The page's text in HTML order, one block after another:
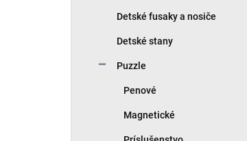
Detské fusaky a nosiče
Detské stany
Puzzle
Penové
Magnetické